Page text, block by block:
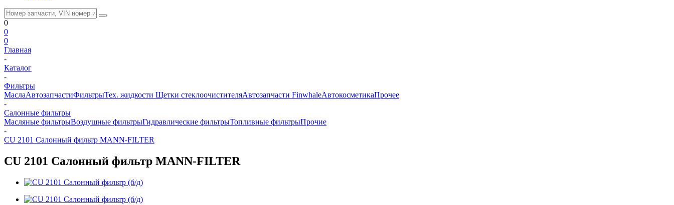
0
0
0
Главная
-
Каталог
-
Фильтры
МаслаАвтозапчастиФильтрыТех. жидкости Щетки стеклоочистителяАвтозапчасти FinwhaleАвтокосметикаПрочее
-
Салонные фильтры
Масляные фильтрыВоздушные фильтрыГидравлические фильтрыТопливные фильтрыПрочие
-
CU 2101 Салонный фильтр MANN-FILTER
CU 2101 Салонный фильтр MANN-FILTER